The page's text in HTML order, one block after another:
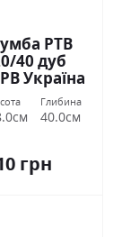
РТВ
40 дуб
Україна
Глибина
40.0см
грн